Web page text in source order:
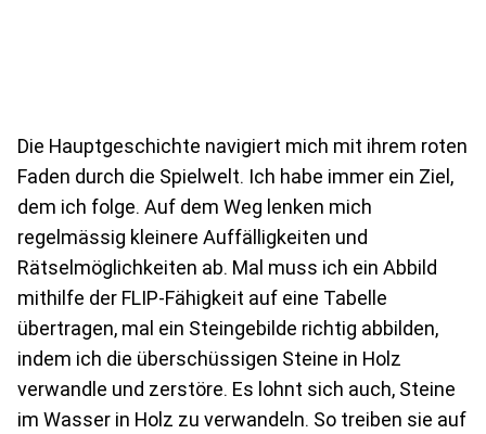
Die Hauptgeschichte navigiert mich mit ihrem roten
Faden durch die Spielwelt. Ich habe immer ein Ziel,
dem ich folge. Auf dem Weg lenken mich
regelmässig kleinere Auffälligkeiten und
Rätselmöglichkeiten ab. Mal muss ich ein Abbild
mithilfe der FLIP-Fähigkeit auf eine Tabelle
übertragen, mal ein Steingebilde richtig abbilden,
indem ich die überschüssigen Steine in Holz
verwandle und zerstöre. Es lohnt sich auch, Steine
im Wasser in Holz zu verwandeln. So treiben sie auf